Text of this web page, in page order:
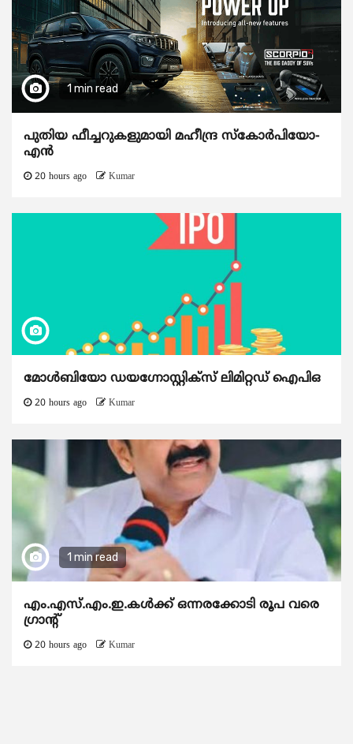
1 min read
പുതിയ ഫീച്ചറുകളുമായി മഹീന്ദ്ര സ്കോർപിയോ-
എൻ
20 hours ago Kumar
മോൾബിയോ ഡയഗ്നോസ്റ്റിക്സ് ലിമിറ്റഡ് ഐപിഒ
20 hours ago Kumar
1 min read
എം.എസ്.എം.ഇ.കൾക്ക് ഒന്നരക്കോടി രൂപ വരെ
ഗ്രാന്റ്
20 hours ago Kumar